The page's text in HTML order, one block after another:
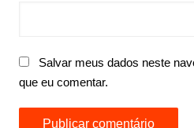
Salvar meus dados neste
que eu comentar.